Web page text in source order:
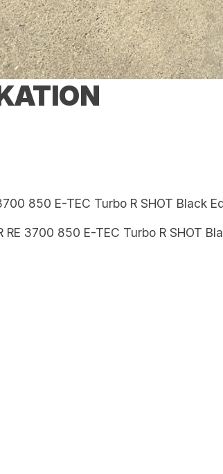
3700 850 E-TEC Turbo R SHOT Black
RE 3700 850 E-TEC Turbo R SHOT